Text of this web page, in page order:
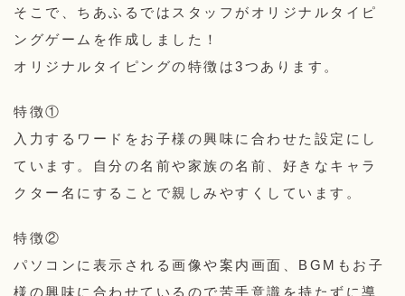
そこで、ちあふるではスタッフがオリジナルタイピ
ングゲームを作成しました！
オリジナルタイピングの特徴は3つあります。
特徴①
入力するワードをお子様の興味に合わせた設定にし
ています。自分の名前や家族の名前、好きなキャラ
クター名にすることで親しみやすくしています。
特徴②
パソコンに表示される画像や案内画面、BGMもお子
様の興味に合わせているので苦手意識を持たずに導